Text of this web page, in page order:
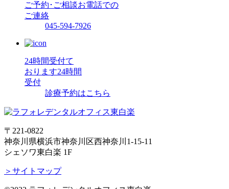
ご予約･ご相談お電話での
ご連絡
045-594-7926
24時間受付て
おります24時間
受付
診療予約はこちら
〒221-0822
神奈川県横浜市神奈川区西神奈川1-15-11
シェソワ東白楽 1F
＞サイトマップ